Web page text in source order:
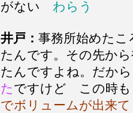
がない わらう
井戸： 事務所始めた
たんです。その先か
たんですよね。だか
たですけど この時も
でボリュームが出来